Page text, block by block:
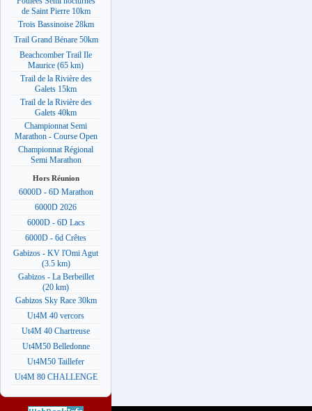
de Saint Pierre 10km
Trois Bassinoise 28km
Trail Grand Bénare 50km
Beachcomber Trail Ile
Maurice (65 km)
Trail de la Rivière des
Galets 15km
Trail de la Rivière des
Galets 40km
Championnat Semi
Marathon - Course Open
Championnat Régional
Semi Marathon
Hors Réunion
6000D - 6D Marathon
6000D 2026
6000D - 6D Lacs
6000D - 6d Crêtes
Gabizos - KV l'Omi Agut
(3.5 km)
Gabizos - La Berbeillet
(20 km)
Gabizos Sky Race 30km
Ut4M 40 vercors
Ut4M 40 Chartreuse
Ut4M50 Belledonne
Ut4M50 Taillefer
Ut4M 80 CHALLENGE